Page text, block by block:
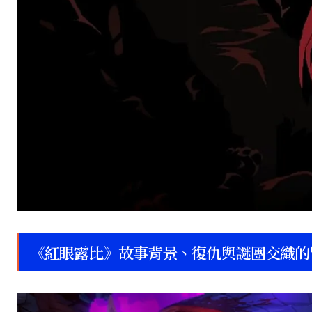
《紅眼露比》故事背景、復仇與謎團交織